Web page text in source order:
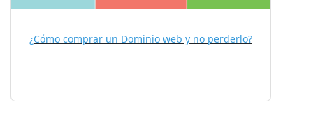
¿Cómo comprar un Dominio web y no perderlo?